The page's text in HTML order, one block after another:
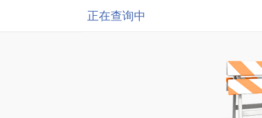
正在查询中